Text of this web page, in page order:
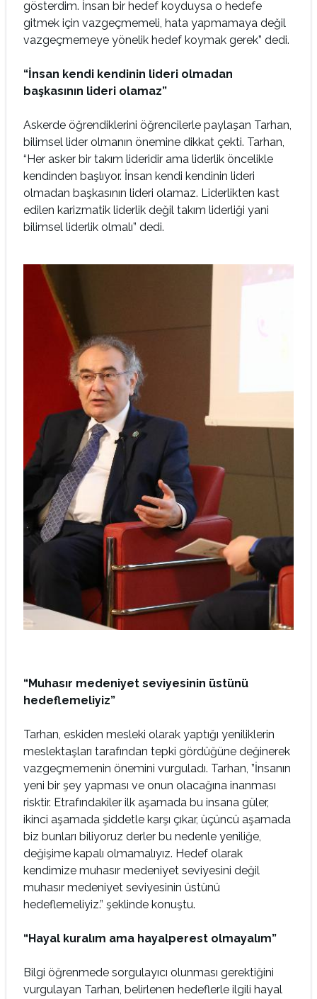
gösterdim. İnsan bir hedef koyduysa o hedefe
gitmek için vazgeçmemeli, hata yapmamaya değil
vazgeçmemeye yönelik hedef koymak gerek” dedi.
“İnsan kendi kendinin lideri olmadan
başkasının lideri olamaz”
Askerde öğrendiklerini öğrencilerle paylaşan Tarhan,
bilimsel lider olmanın önemine dikkat çekti. Tarhan,
“Her asker bir takım lideridir ama liderlik öncelikle
kendinden başlıyor. İnsan kendi kendinin lideri
olmadan başkasının lideri olamaz. Liderlikten kast
edilen karizmatik liderlik değil takım liderliği yani
bilimsel liderlik olmalı” dedi.
“Muhasır medeniyet seviyesinin üstünü
hedeflemeliyiz”
Tarhan, eskiden mesleki olarak yaptığı yeniliklerin
meslektaşları tarafından tepki gördüğüne değinerek
vazgeçmemenin önemini vurguladı. Tarhan, ”İnsanın
yeni bir şey yapması ve onun olacağına inanması
risktir. Etrafındakiler ilk aşamada bu insana güler,
ikinci aşamada şiddetle karşı çıkar, üçüncü aşamada
biz bunları biliyoruz derler bu nedenle yeniliğe,
değişime kapalı olmamalıyız. Hedef olarak
kendimize muhasır medeniyet seviyesini değil
muhasır medeniyet seviyesinin üstünü
hedeflemeliyiz.” şeklinde konuştu.
“Hayal kuralım ama hayalperest olmayalım”
Bilgi öğrenmede sorgulayıcı olunması gerektiğini
vurgulayan Tarhan, belirlenen hedeflerle ilgili hayal